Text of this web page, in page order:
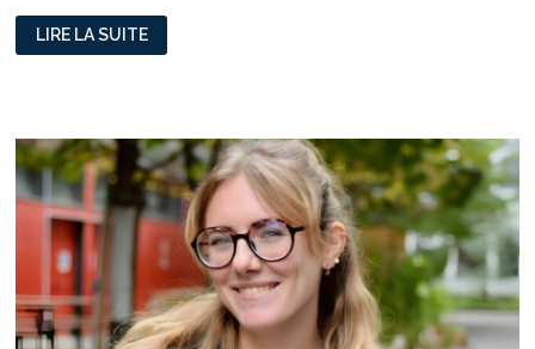
ALYON-
NOUS,
L’ASSOCIATION
CENSURE
DE
L’UNIVERSITÉ
LYON
3
LIRE LA SUITE